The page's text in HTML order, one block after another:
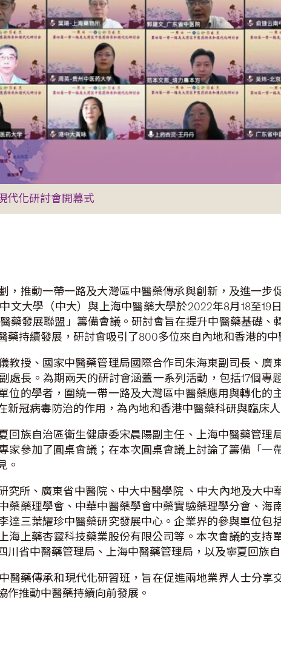
代化研討會開幕式
，推動一帶一路及大灣區中醫藥傳承與創新，及進一步
文大學（中大）與上海中醫藥大學於2022年8月18至19
藥發展聯盟」籌備會議。研討會旨在提升中醫藥基礎
藥持續發展，研討會吸引了800多位來自內地和香港的中
教授、國家中醫藥管理局國際合作司朱海東副司長、廣
處長。為期兩天的研討會涵蓋一系列活動，包括17個專
位的學者，圍繞一帶一路及大灣區中醫藥應用與轉化的
冠病毒防治的作用，為內地和香港中醫藥科研與臨床
回族自治區衛生健康委宋晨陽副主任、上海中醫藥管理
家參加了圓桌會議；在本次圓桌會議上討論了籌備「一
。
究所、廣東省中醫院、中大中醫學院 、中大內地及大中
藥藥理學會、中華中醫藥學會中藥實驗藥理學分會、海
達三葉耀珍中醫藥研究發展中心。企業界的參與單位包
海上藥杏靈科技藥業股份有限公司等。本次會議的支持
省中醫藥管理局、上海中醫藥管理局，以及寧夏回族
醫藥傳承和現代化研習班，旨在促進兩地業界人士分
作推動中醫藥持續向前發展。